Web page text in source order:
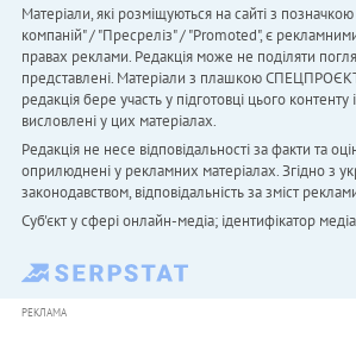
Матеріали, які розміщуються на сайті з
компаній" / "Пресреліз" / "Promoted", є
правах реклами. Редакція може не поділяти
представлені. Матеріали з плашкою
редакція бере участь у підготовці цього контенту
висловлені у цих матеріалах.
Редакція не несе відповідальності за факти та
оприлюднені у рекламних матеріалах. Згідно з
законодавством, відповідальність за зміст
Cуб'єкт у сфері онлайн-медіа; ідентифікатор
РЕКЛАМА